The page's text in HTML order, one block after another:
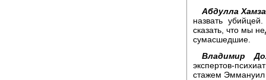
Абдулла
назвать
сказать, что мы
сумасшедшие.
Владимир
экспертов-
стажем Эммануил